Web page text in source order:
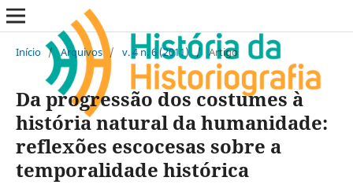
Início / Arquivos / v. 4 n. 6 (2011) / Artigo
Da progressão dos costumes à
história natural da humanidade:
reflexões escocesas sobre a
temporalidade histórica